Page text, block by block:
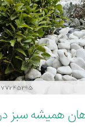
همیشه سبز